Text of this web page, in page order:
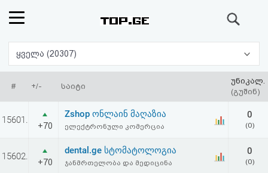
რეიტინგი
(მთავარი)
ფოსტა
პასუხი
ყველა (20307)
# +/- საიტი
უნიკალ.
(გუშინ)
15601.
+70
Zshop ონლაინ მაღაზია
ელექტრონული კომერცია
0
(0)
15602.
+70
dental.ge სტომატოლოგია
ჯანმრთელობა და მედიცინა
0
(0)